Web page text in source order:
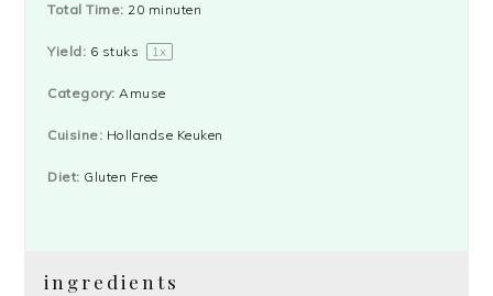
Total Time: 20 minuten
Yield: 6 stuks 1x
Category: Amuse
Cuisine: Hollandse Keuken
Diet: Gluten Free
ingredients